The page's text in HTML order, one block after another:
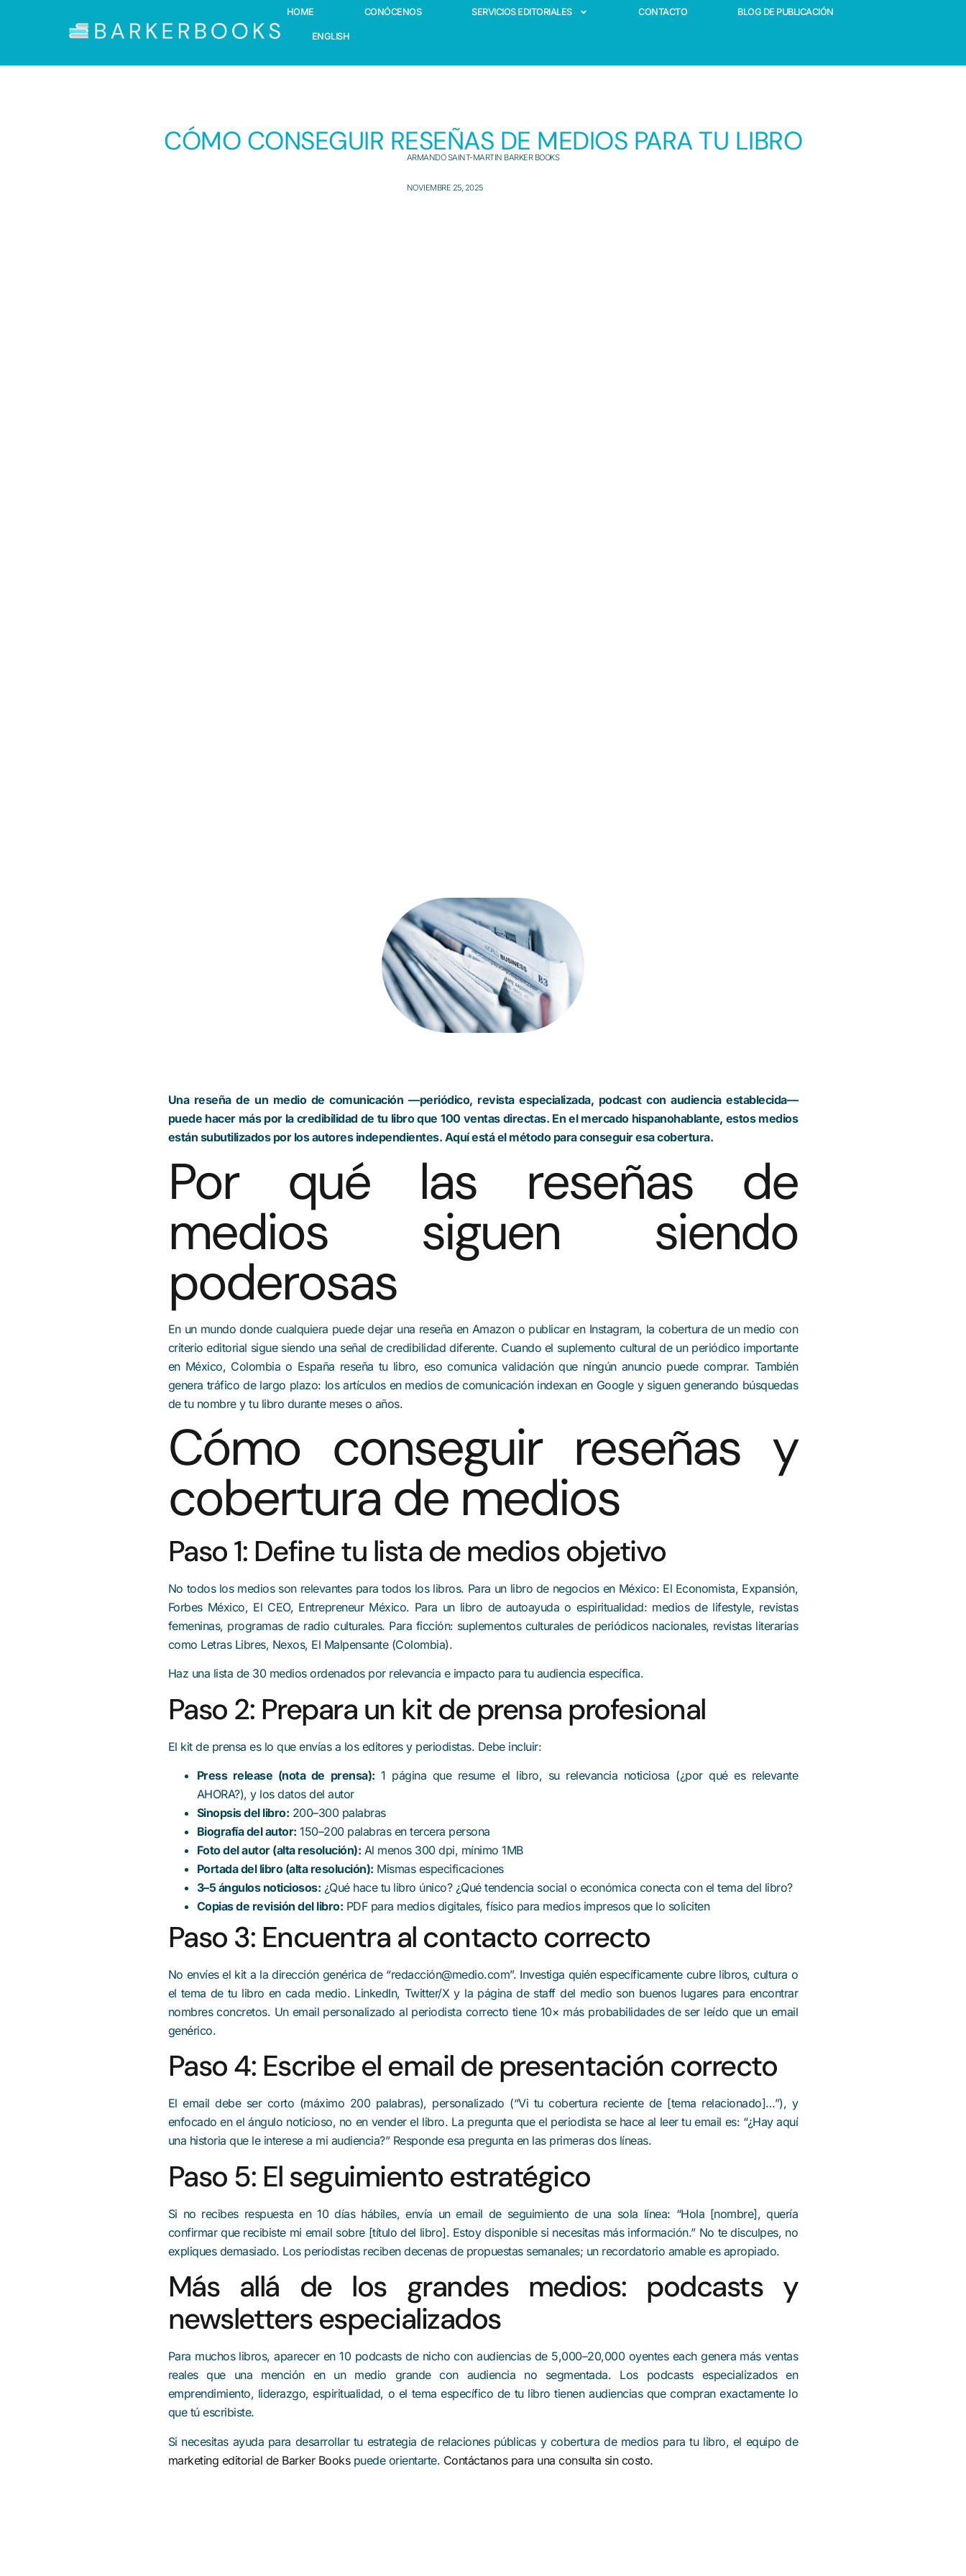
HOME CONÓCENOS SERVICIOS EDITORIALES CONTACTO BLOG DE PUBLICACIÓN
ENGLISH
CÓMO CONSEGUIR RESEÑAS DE MEDIOS PARA TU LIBRO
ARMANDO SAINT-MARTIN BARKER BOOKS
NOVIEMBRE 25, 2025
Una reseña de un medio de comunicación —periódico, revista especializada, podcast con audiencia establecida—
puede hacer más por la credibilidad de tu libro que 100 ventas directas. En el mercado hispanohablante, estos medios
están subutilizados por los autores independientes. Aquí está el método para conseguir esa cobertura.
Por qué las reseñas de
medios siguen siendo
poderosas
En un mundo donde cualquiera puede dejar una reseña en Amazon o publicar en Instagram, la cobertura de un medio con
criterio editorial sigue siendo una señal de credibilidad diferente. Cuando el suplemento cultural de un periódico importante
en México, Colombia o España reseña tu libro, eso comunica validación que ningún anuncio puede comprar. También
genera tráfico de largo plazo: los artículos en medios de comunicación indexan en Google y siguen generando búsquedas
de tu nombre y tu libro durante meses o años.
Cómo conseguir reseñas y
cobertura de medios
Paso 1: Define tu lista de medios objetivo
No todos los medios son relevantes para todos los libros. Para un libro de negocios en México: El Economista, Expansión,
Forbes México, El CEO, Entrepreneur México. Para un libro de autoayuda o espiritualidad: medios de lifestyle, revistas
femeninas, programas de radio culturales. Para ficción: suplementos culturales de periódicos nacionales, revistas literarias
como Letras Libres, Nexos, El Malpensante (Colombia).
Haz una lista de 30 medios ordenados por relevancia e impacto para tu audiencia específica.
Paso 2: Prepara un kit de prensa profesional
El kit de prensa es lo que envías a los editores y periodistas. Debe incluir:
Press release (nota de prensa): 1 página que resume el libro, su relevancia noticiosa (¿por qué es relevante
AHORA?), y los datos del autor
Sinopsis del libro: 200–300 palabras
Biografía del autor: 150–200 palabras en tercera persona
Foto del autor (alta resolución): Al menos 300 dpi, mínimo 1MB
Portada del libro (alta resolución): Mismas especificaciones
3–5 ángulos noticiosos: ¿Qué hace tu libro único? ¿Qué tendencia social o económica conecta con el tema del libro?
Copias de revisión del libro: PDF para medios digitales, físico para medios impresos que lo soliciten
Paso 3: Encuentra al contacto correcto
No envíes el kit a la dirección genérica de “redacción@medio.com”. Investiga quién específicamente cubre libros, cultura o
el tema de tu libro en cada medio. LinkedIn, Twitter/X y la página de staff del medio son buenos lugares para encontrar
nombres concretos. Un email personalizado al periodista correcto tiene 10× más probabilidades de ser leído que un email
genérico.
Paso 4: Escribe el email de presentación correcto
El email debe ser corto (máximo 200 palabras), personalizado (“Vi tu cobertura reciente de [tema relacionado]…”), y
enfocado en el ángulo noticioso, no en vender el libro. La pregunta que el periodista se hace al leer tu email es: “¿Hay aquí
una historia que le interese a mi audiencia?” Responde esa pregunta en las primeras dos líneas.
Paso 5: El seguimiento estratégico
Si no recibes respuesta en 10 días hábiles, envía un email de seguimiento de una sola línea: “Hola [nombre], quería
confirmar que recibiste mi email sobre [título del libro]. Estoy disponible si necesitas más información.” No te disculpes, no
expliques demasiado. Los periodistas reciben decenas de propuestas semanales; un recordatorio amable es apropiado.
Más allá de los grandes medios: podcasts y
newsletters especializados
Para muchos libros, aparecer en 10 podcasts de nicho con audiencias de 5,000–20,000 oyentes each genera más ventas
reales que una mención en un medio grande con audiencia no segmentada. Los podcasts especializados en
emprendimiento, liderazgo, espiritualidad, o el tema específico de tu libro tienen audiencias que compran exactamente lo
que tú escribiste.
Si necesitas ayuda para desarrollar tu estrategia de relaciones públicas y cobertura de medios para tu libro, el equipo de
marketing editorial de Barker Bookspuede orientarte. Contáctanos para una consulta sin costo.